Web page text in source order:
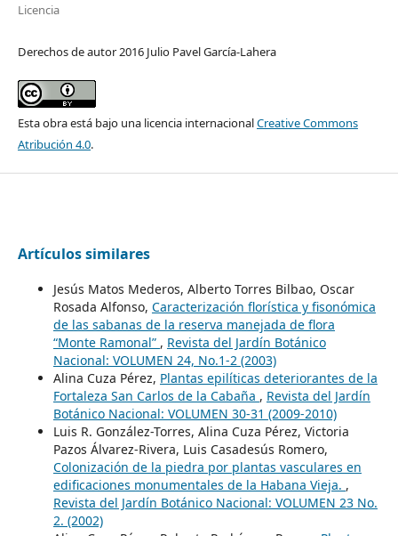
Licencia
Derechos de autor 2016 Julio Pavel García-Lahera
Esta obra está bajo una licencia internacionalCreative Commons
Atribución 4.0.
Artículos similares
Jesús Matos Mederos, Alberto Torres Bilbao, Oscar
Rosada Alfonso, Caracterización florística y fisonómica
de las sabanas de la reserva manejada de flora
“Monte Ramonal” , Revista del Jardín Botánico
Nacional: VOLUMEN 24, No.1-2 (2003)
Alina Cuza Pérez, Plantas epilíticas deteriorantes de la
Fortaleza San Carlos de la Cabaña , Revista del Jardín
Botánico Nacional: VOLUMEN 30-31 (2009-2010)
Luis R. González-Torres, Alina Cuza Pérez, Victoria
Pazos Álvarez-Rivera, Luis Casadesús Romero,
Colonización de la piedra por plantas vasculares en
edificaciones monumentales de la Habana Vieja. ,
Revista del Jardín Botánico Nacional: VOLUMEN 23 No.
2. (2002)